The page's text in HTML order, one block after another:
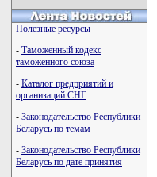
Полезные ресурсы
- Таможенный кодекс
таможенного союза
- Каталог предприятий и
организаций СНГ
- Законодательство Республики
Беларусь по темам
- Законодательство Республики
Беларусь по дате принятия